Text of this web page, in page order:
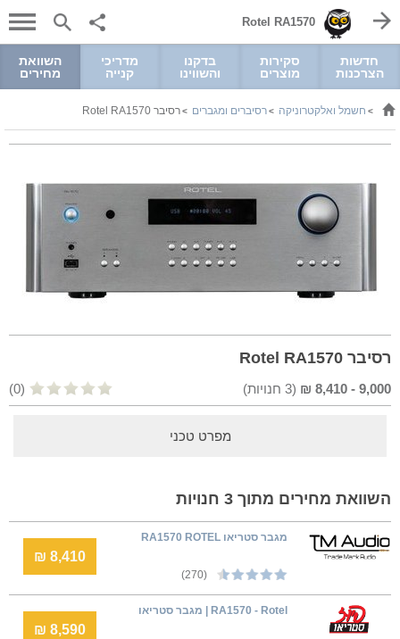
Rotel RA1570
חדשות
הצרכנות
סקירות
מוצרים
בדקנו
והשווינו
מדריכי
קנייה
השוואת
מחירים
> חשמל ואלקטרוניקה >רסיברים ומגברים >רסיבר Rotel RA1570
רסיבר Rotel RA1570
9,000
-
8,410
₪
(
3 חנויות) (0)
מפרט טכני
השוואת מחירים מתוך 3 חנויות
מגבר סטריאו RA1570 ROTEL
(270)
8,410 ₪
RA1570 - Rotel | מגבר סטריאו
8,590 ₪